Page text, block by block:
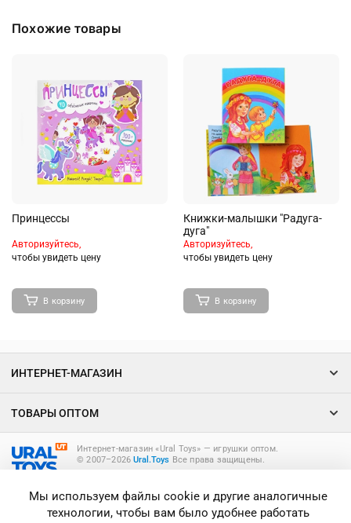
Похожие товары
Принцессы
Авторизуйтесь,
чтобы увидеть цену
В корзину
Книжки-малышки "Радуга-
дуга"
Авторизуйтесь,
чтобы увидеть цену
В корзину
Интернет-магазин «Ural Toys» ― игрушки оптом.
© 2007–2026Ural.Toys Все права защищены.
ИНТЕРНЕТ-МАГАЗИН
ТОВАРЫ ОПТОМ
Мы используем файлы cookie и другие аналогичные
технологии, чтобы вам было удобнее работать